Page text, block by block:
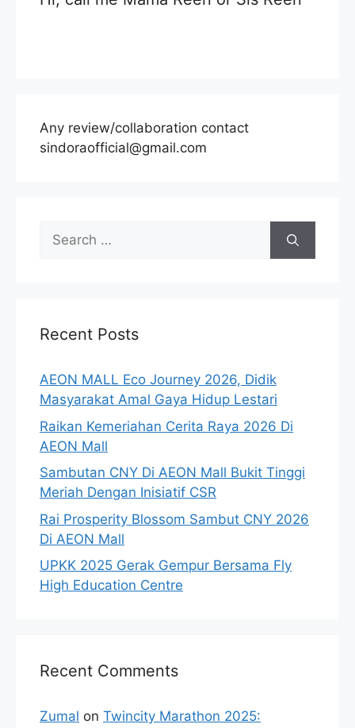
Any review/collaboration contact
sindoraofficial@gmail.com
Search
for:
Recent Posts
AEON MALL Eco Journey 2026, Didik
Masyarakat Amal Gaya Hidup Lestari
Raikan Kemeriahan Cerita Raya 2026 Di
AEON Mall
Sambutan CNY Di AEON Mall Bukit Tinggi
Meriah Dengan Inisiatif CSR
Rai Prosperity Blossom Sambut CNY 2026
Di AEON Mall
UPKK 2025 Gerak Gempur Bersama Fly
High Education Centre
Recent Comments
Zumal on Twincity Marathon 2025: